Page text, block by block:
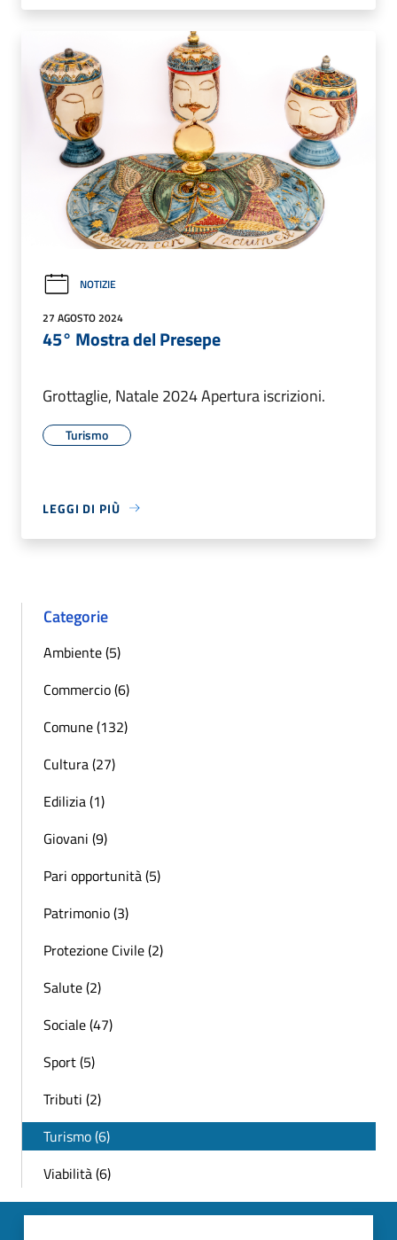
NOTIZIE
27 AGOSTO 2024
45° Mostra del Presepe
Grottaglie, Natale 2024 Apertura iscrizioni.
Turismo
LEGGI DI PIÙ
Categorie
Ambiente (5)
Commercio (6)
Comune (132)
Cultura (27)
Edilizia (1)
Giovani (9)
Pari opportunità (5)
Patrimonio (3)
Protezione Civile (2)
Salute (2)
Sociale (47)
Sport (5)
Tributi (2)
Turismo (6)
Viabilità (6)